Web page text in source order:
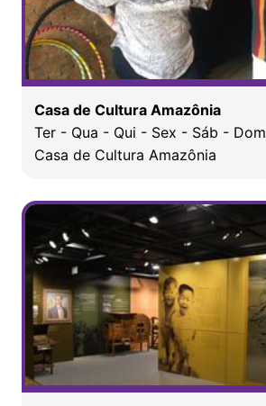
Casa de Cultura Amazônia
Ter - Qua - Qui - Sex - Sáb - Dom
Casa de Cultura Amazônia